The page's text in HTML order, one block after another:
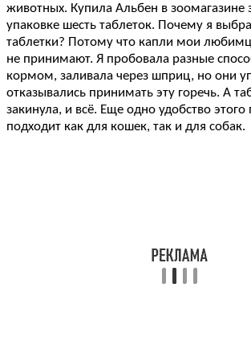
животных. Купила Альбен в зоомагазине
упаковке шесть таблеток. Почему я
таблетки? Потому что капли мои
не принимают. Я пробовала разные
кормом, заливала через шприц, но они
отказывались принимать эту горечь. А
закинула, и всё. Еще одно удобство
подходит как для кошек, так и для собак.